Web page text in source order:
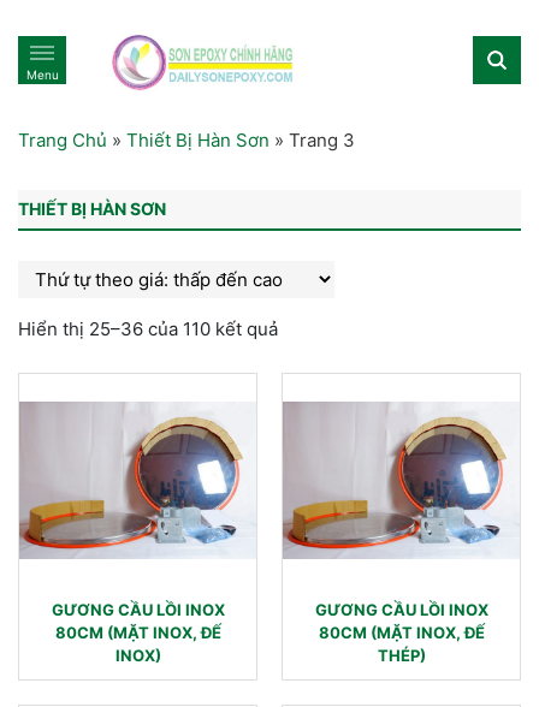
Menu
Trang Chủ » Thiết Bị Hàn Sơn » Trang 3
THIẾT BỊ HÀN SƠN
Hiển thị 25–36 của 110 kết quả
GƯƠNG CẦU LỒI INOX
80CM (MẶT INOX, ĐẾ
INOX)
GƯƠNG CẦU LỒI INOX
80CM (MẶT INOX, ĐẾ
THÉP)